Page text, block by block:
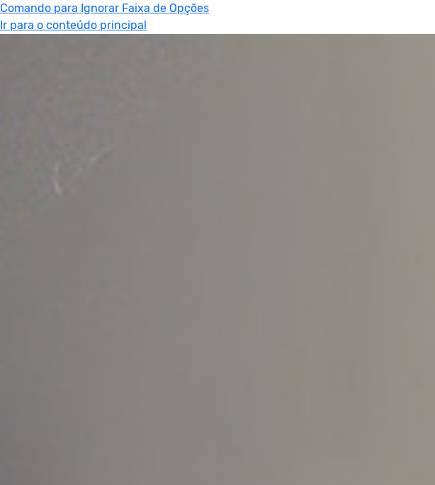
Comando para Ignorar Faixa de Opções
Ir para o conteúdo principal